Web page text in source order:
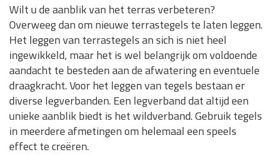
Wilt u de aanblik van het terras verbeteren?
Overweeg dan om nieuwe terrastegels te laten leggen.
Het leggen van terrastegels an sich is niet heel
ingewikkeld, maar het is wel belangrijk om voldoende
aandacht te besteden aan de afwatering en eventuele
draagkracht. Voor het leggen van tegels bestaan er
diverse legverbanden. Een legverband dat altijd een
unieke aanblik biedt is het wildverband. Gebruik tegels
in meerdere afmetingen om helemaal een speels
effect te creëren.